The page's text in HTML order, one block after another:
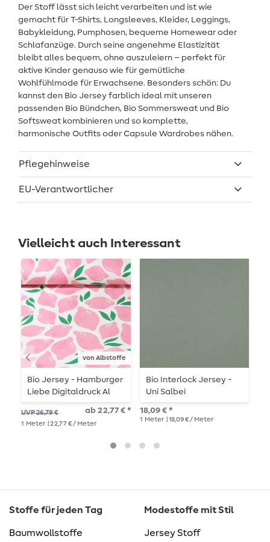
Der Stoff lässt sich leicht verarbeiten und ist wie
gemacht für T-Shirts, Longsleeves, Kleider, Leggings,
Babykleidung, Pumphosen, bequeme Homewear oder
Schlafanzüge. Durch seine angenehme Elastizität
bleibt alles bequem, ohne auszuleiern – perfekt für
aktive Kinder genauso wie für gemütliche
Wohlfühlmode für Erwachsene. Besonders schön: Du
kannst den Bio Jersey farblich ideal mit unseren
passenden Bio Bündchen, Bio Sommersweat und Bio
Softsweat kombinieren und so komplette,
harmonische Outfits oder Capsule Wardrobes nähen.
Pflegehinweise
EU-Verantwortlicher
Vielleicht auch Interessant
von Albstoffe
Bio Jersey - Hamburger
Liebe Digitaldruck Al
Lago Limone Rosa
UVP 26,79 € ab 22,77 € *
1 Meter | 22,77 € / Meter
Bio Interlock Jersey -
Uni Salbei
18,09 € *
1 Meter | 18,09 € / Meter
Stoffe für jeden Tag
Baumwollstoffe
Modestoffe mit Stil
Jersey Stoff